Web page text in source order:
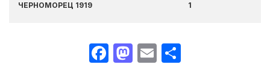
ЧЕРНОМОРЕЦ 1919 1
FacebookMastodon
Email